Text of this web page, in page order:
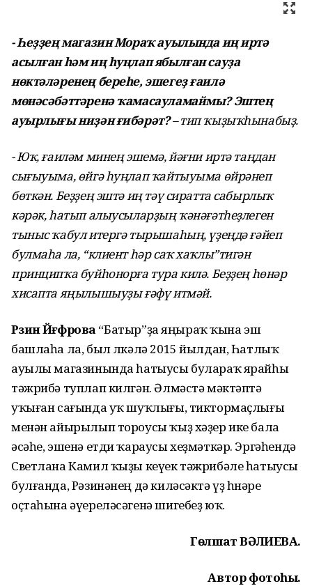
- Һеҙҙең магазин Мораҡ ауылында иң иртә
асылған һәм иң һуңлап ябылған сауҙа
нөктәләренең береһе, эшегеҙ ғаилә
мөнәсәбәттәренә ҡамасауламаймы? Эштең
ауырлығы ниҙән ғибәрәт?– тип ҡыҙыҡһынабыҙ.
- Юҡ, ғаиләм минең эшемә, йәғни иртә таңдан
сығыуыма, өйгә һуңлап ҡайтыуыма өйрәнеп
бөткән. Беҙҙең эштә иң тәү сиратта сабырлыҡ
кәрәк, һатып алыусыларҙың ҡәнәғәтһеҙлеген
тыныс ҡабул итергә тырышаһың, үҙеңдә ғәйеп
булмаһа ла, “клиент һәр саҡ хаҡлы”тигән
принципҡа буйһонорға тура килә. Беҙҙең һөнәр
хисапта яңылышыуҙы ғәфү итмәй.
Рәзинә Йәғәфәрова “Батыр”ҙа яңыраҡ ҡына эш
башлаһа ла, был өлкәлә 2015 йылдан, Һатлыҡ
ауылы магазинында һатыусы булараҡ ярайһы
тәжрибә туплап килгән. Әлмәстә мәктәптә
уҡыған сағында уҡ шуҡлығы, тиктормаҫлығы
менән айырылып тороусы ҡыҙ хәҙер ике бала
әсәһе, эшенә етди ҡараусы хеҙмәткәр. Эргәһендә
Светлана Камил ҡыҙы кеүек тәжрибәле һатыусы
булғанда, Рәзинәнең дә киләсәктә үҙ һөнәре
оҫтаһына әүереләсәгенә шигебеҙ юҡ.
Гөлшат ВӘЛИЕВА.
Автор фотоһы.